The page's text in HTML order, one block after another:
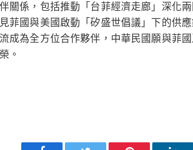
關係，包括推動「台菲經濟走廊」深化兩
菲國與美國啟動「矽盛世倡議」下的供
成為全方位合作夥伴，中華民國願與菲
。